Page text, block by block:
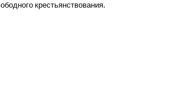
крестьянствования.